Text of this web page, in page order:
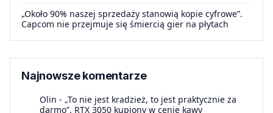
„Około 90% naszej sprzedaży stanowią kopie cyfrowe”.
Capcom nie przejmuje się śmiercią gier na płytach
Najnowsze komentarze
Olin - „To nie jest kradzież, to jest praktycznie za
darmo”. RTX 3050 kupiony w cenie kawy